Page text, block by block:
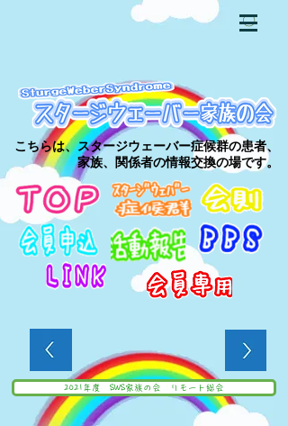
〇
こちらは、スタージウェーバー症候群の患者、
家族、関係者の情報交換の場です。
2021年度 SWS家族の会 リモート総会